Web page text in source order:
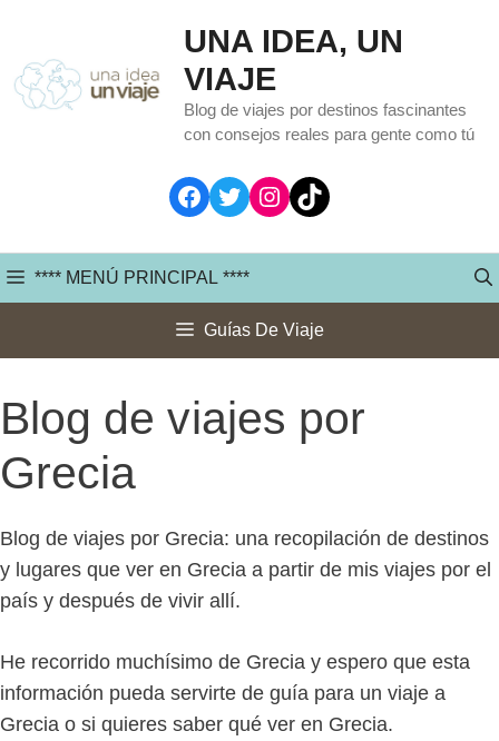
contenido
UNA IDEA, UN
VIAJE
Blog de viajes por destinos fascinantes
con consejos reales para gente como tú
Facebook
TwitterInstagram
TikTok
**** MENÚ PRINCIPAL ****
Guías De Viaje
Blog de viajes por
Grecia
Blog de viajes por Grecia: una recopilación de destinos
y lugares que ver en Grecia a partir de mis viajes por el
país y después de vivir allí.
He recorrido muchísimo de Grecia y espero que esta
información pueda servirte de guía para un viaje a
Grecia o si quieres saber qué ver en Grecia.